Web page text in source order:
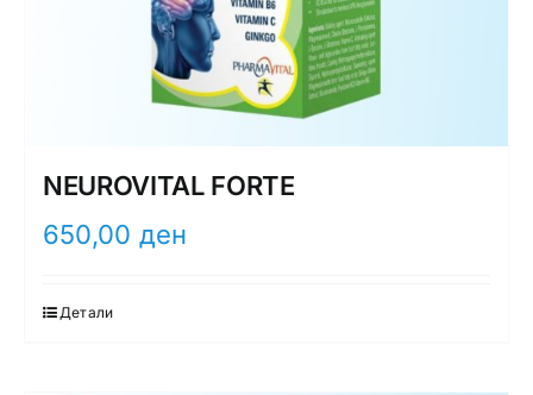
NEUROVITAL FORTE
650,00 ден
Детали